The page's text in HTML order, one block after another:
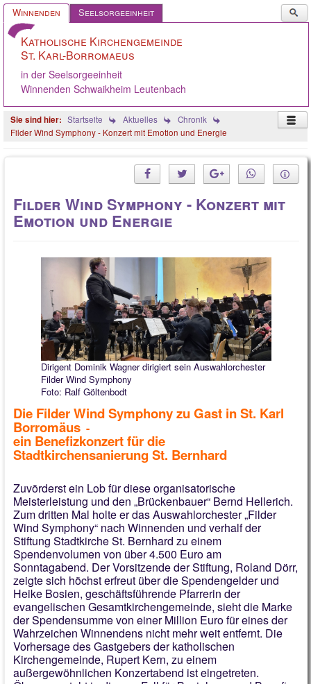
Winnenden Seelsorgeeinheit
...
Katholische Kirchengemeinde
St. Karl-Borromaeus
in der Seelsorgeeinheit
Winnenden Schwaikheim Leutenbach
Startseite Aktuelles
Chronik
Filder Wind Symphony - Konzert mit Emotion und Energie
KGR/Ausschüsse
Angebote
Oppelsbohm / Breuningsw.
Stellenangebote
Gelebter Glaube
Indien Freundeskreis
Faire Gemeinde
Kirchenführer
Chronik 2026
Filder Wind Symphony - Konzert mit
Emotion und Energie
Dirigent Dominik Wagner dirigiert sein Auswahlorchester
Filder Wind Symphony
Foto: Ralf Göltenbodt
Die Filder Wind Symphony zu Gast in St. Karl
Borromäus -
ein Benefizkonzert für die
Stadtkirchensanierung St. Bernhard
Zuvörderst ein Lob für diese organisatorische
Meisterleistung und den „Brückenbauer“ Bernd Hellerich.
Zum dritten Mal holte er das Auswahlorchester „Filder
Wind Symphony“ nach Winnenden und verhalf der
Stiftung Stadtkirche St. Bernhard zu einem
Spendenvolumen von über 4.500 Euro am
Sonntagabend. Der Vorsitzende der Stiftung, Roland Dörr,
zeigte sich höchst erfreut über die Spendengelder und
Heike Bosien, geschäftsführende Pfarrerin der
evangelischen Gesamtkirchengemeinde, sieht die Marke
der Spendensumme von einer Million Euro für eines der
Wahrzeichen Winnendens nicht mehr weit entfernt. Die
Vorhersage des Gastgebers der katholischen
Kirchengemeinde, Rupert Kern, zu einem
außergewöhnlichen Konzertabend ist eingetreten.